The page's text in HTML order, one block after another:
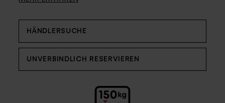
Händlersuche
Wir sind Qualität
Fragen - Antworten / FAQ
Finde die richtige Rahmengröße
HÄNDLERSUCHE
UNVERBINDLICH RESERVIEREN